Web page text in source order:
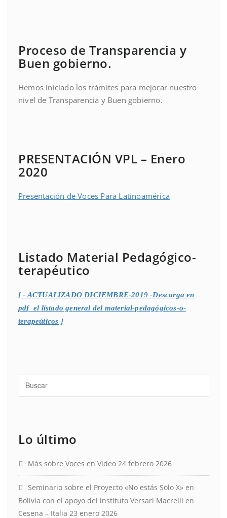
Proceso de Transparencia y
Buen gobierno.
Hemos iniciado los trámites para mejorar nuestro
nivel de Transparencia y Buen gobierno.
PRESENTACIÓN VPL – Enero
2020
Presentación de Voces Para Latinoamérica
Listado Material Pedagógico-
terapéutico
[ - ACTUALIZADO DICIEMBRE-2019 -Descarga en
pdf el listado general del material-pedagógicos-o-
terapeúticos ]
Lo último
Más sobre Voces en Video 24 febrero 2026
Seminario sobre el Proyecto «No estás Solo X» en
Bolivia con el apoyo del instituto Versari Macrelli en
Cesena – Italia 23 enero 2026